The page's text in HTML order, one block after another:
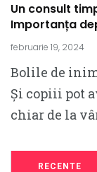
Un consult
Importanța
februarie 19, 2024
Bolile de
Și copiii pot
chiar de la
RECENTE